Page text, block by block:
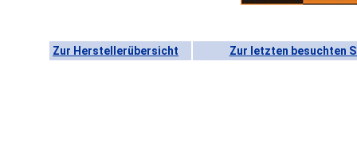
Zur Herstellerübersicht Zur letzten besuchten